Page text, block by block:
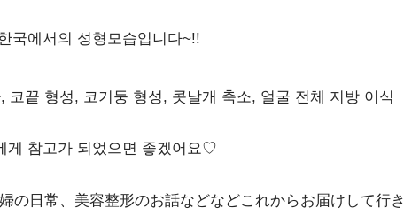
국에서의 성형모습입니다~!!
코끝 형성, 코기둥 형성, 콧날개 축소, 얼굴 전체 지방 이식
게 참고가 되었으면 좋겠어요♡
の日常、美容整形のお話などなどこれからお届けして行